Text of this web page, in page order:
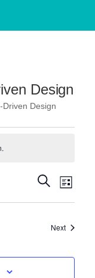
Design
Driven Design
Views
Suche
Views
List
Next